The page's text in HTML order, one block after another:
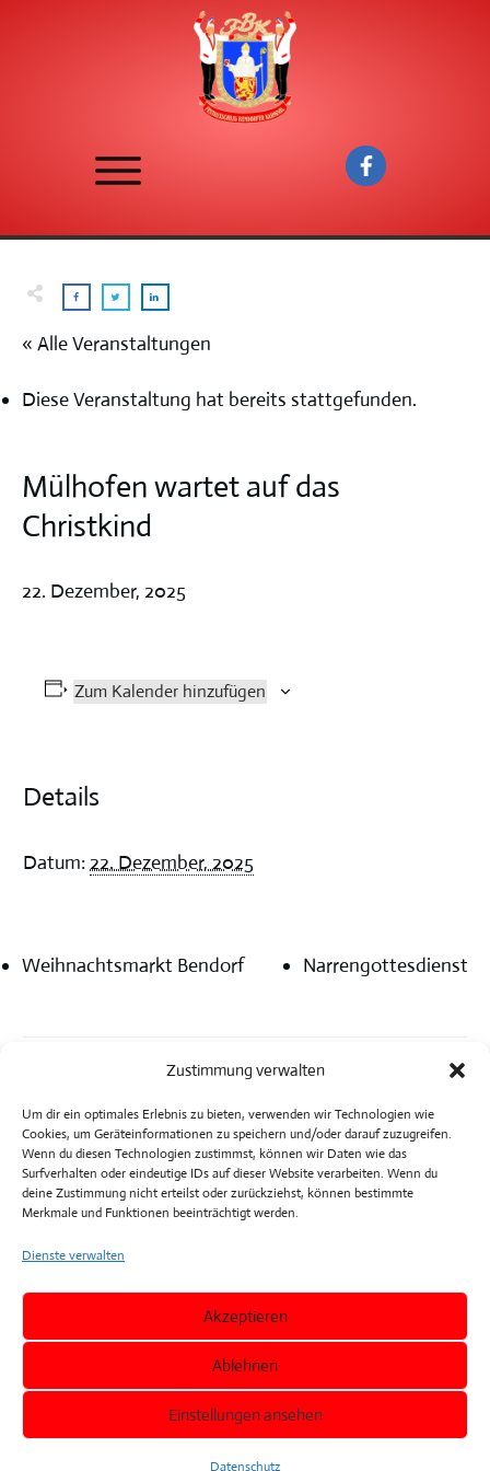
Zustimmung verwalten
Um dir ein optimales Erlebnis zu bieten, verwenden wir Technologien wie
Cookies, um Geräteinformationen zu speichern und/oder darauf zuzugreifen.
Wenn du diesen Technologien zustimmst, können wir Daten wie das
Surfverhalten oder eindeutige IDs auf dieser Website verarbeiten. Wenn du
deine Zustimmung nicht erteilst oder zurückziehst, können bestimmte
Merkmale und Funktionen beeinträchtigt werden.
Dienste verwalten
Akzeptieren
Ablehnen
Einstellungen ansehen
Datenschutz
« Alle Veranstaltungen
Diese Veranstaltung hat bereits stattgefunden.
Mülhofen wartet auf das
Christkind
22. Dezember, 2025
Zum Kalender hinzufügen
Details
Datum:22. Dezember, 2025
Weihnachtsmarkt Bendorf Narrengottesdienst
follow us: